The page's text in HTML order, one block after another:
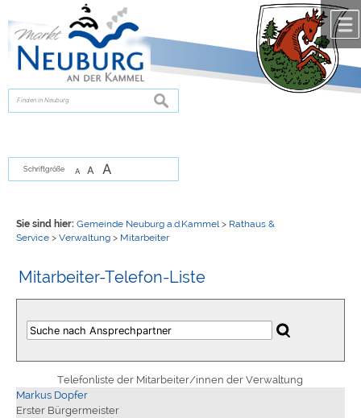
zur Navigationoder
springen.
suchen
Schriftgröße A A A
Sie sind hier: Gemeinde Neuburg a.d.Kammel > Rathaus &
Service> Verwaltung> Mitarbeiter
Mitarbeiter-Telefon-Liste
Telefonliste der Mitarbeiter/innen der Verwaltung
Markus Dopfer
Erster Bürgermeister